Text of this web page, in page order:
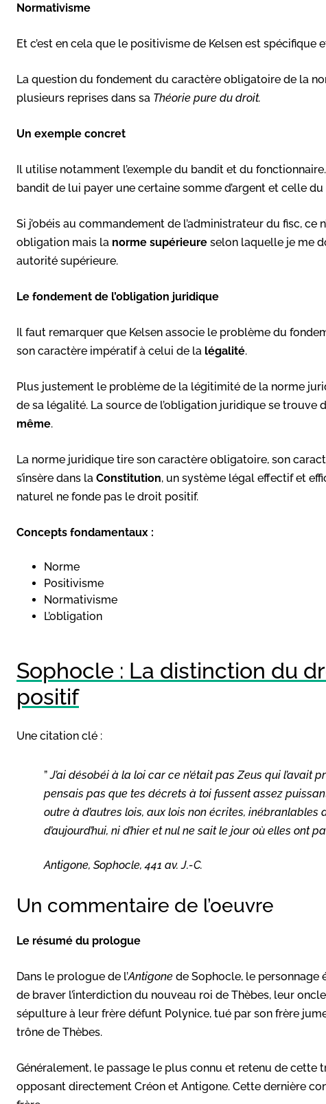
Normativisme
Et c’est en cela que le positivisme de Kelsen est spécifique
La question du fondement du caractère obligatoire de la
plusieurs reprises dans sa Théorie pure du droit.
Un exemple concret
Il utilise notamment l’exemple du bandit et du
bandit de lui payer une certaine somme d’argent et celle
Si j’obéis au commandement de l’administrateur du fisc, ce
obligation mais la norme supérieure selon laquelle je me
autorité supérieure.
Le fondement de l’obligation juridique
Il faut remarquer que Kelsen associe le problème du
son caractère impératif à celui de la légalité.
Plus justement le problème de la légitimité de la norme
de sa légalité. La source de l’obligation juridique se trouve
même.
La norme juridique tire son caractère obligatoire, son
s’insère dans la Constitution, un système légal effectif et
naturel ne fonde pas le droit positif.
Concepts fondamentaux :
Norme
Positivisme
Normativisme
L’obligation
Sophocle : La distinction du
positif
Une citation clé :
”J’ai désobéi à la loi car ce n’était pas Zeus qui l’avait
pensais pas que tes décrets à toi fussent assez
outre à d’autres lois, aux lois non écrites,
d’aujourd’hui, ni d’hier et nul ne sait le jour où elles ont
Antigone, Sophocle, 441 av. J.-C.
Un commentaire de l’oeuvre
Le résumé du prologue
Dans le prologue de l’Antigone de Sophocle, le personnage
de braver l’interdiction du nouveau roi de Thèbes, leur
sépulture à leur frère défunt Polynice, tué par son frère
trône de Thèbes.
Généralement, le passage le plus connu et retenu de
opposant directement Créon et Antigone. Cette dernière